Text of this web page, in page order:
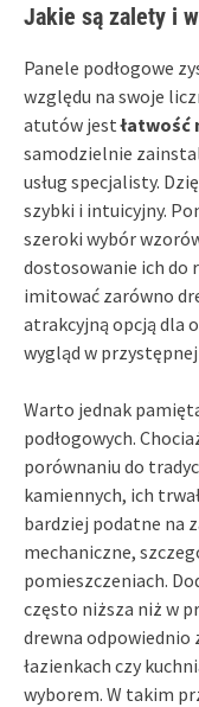
Jakie są zalety i
Panele podłogowe
względu na swoje
atutów jestłatwość
samodzielnie
usług specjalisty.
szybki i intuicyjny.
szeroki wybór
dostosowanie ich do
imitować zarówno
atrakcyjną opcją dla
wygląd w przystępnej
Warto jednak
podłogowych.
porównaniu do
kamiennych, ich
bardziej podatne na
mechaniczne,
pomieszczeniach.
często niższa niż w
drewna odpowiednio
łazienkach czy
wyborem. W takim